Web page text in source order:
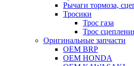
Рычаги тормоза,
Тросики
Трос газа
Трос
Оригинальные запчасти
OEM BRP
OEM HONDA